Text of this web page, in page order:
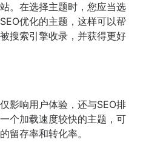
。在选择主题时，您应当选
优化的主题，这样可以帮
搜索引擎收录，并获得更好
影响用户体验，还与SEO排
个加载速度较快的主题，可
留存率和转化率。